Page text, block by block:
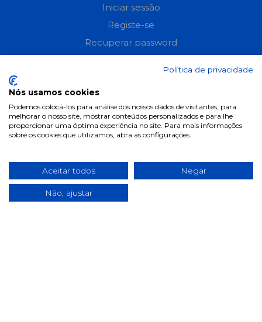
Iniciar sessão
Registe-se
Recuperar password
Informações
Termos & Condições
Política de privacidade
Condições de campanhas
Últimas notícias & Blog
Política de privacidade
Nós usamos cookies
Podemos colocá-los para análise dos nossos dados de visitantes, para
melhorar o nosso site, mostrar conteúdos personalizados e para lhe
proporcionar uma óptima experiência no site. Para mais informações
sobre os cookies que utilizamos, abra as configurações.
Aceitar todos Negar
Não, ajustar